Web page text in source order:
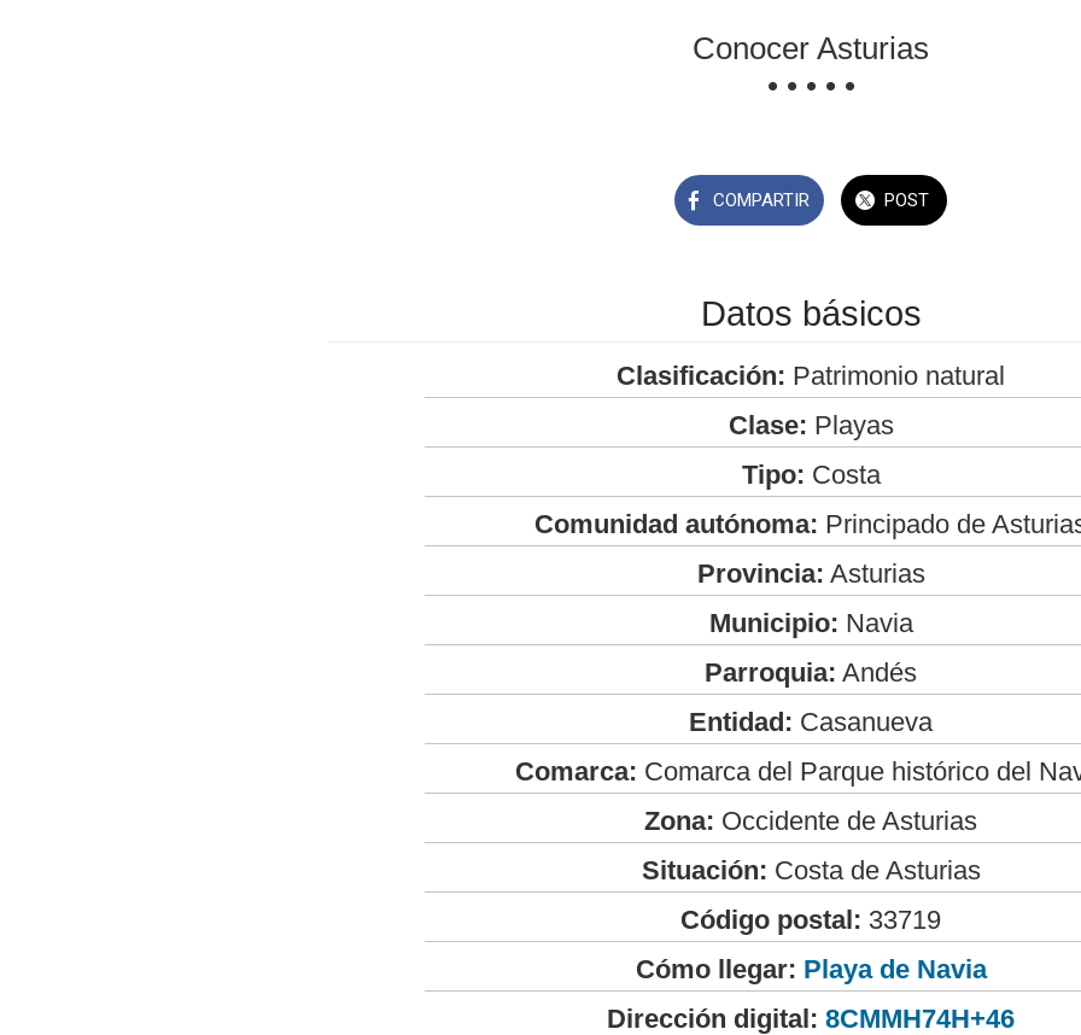
Conocer Asturias
• • • • •
COMPARTIR POST
Datos básicos
Clasificación: Patrimonio natural
Clase: Playas
Tipo: Costa
Comunidad autónoma: Principado de
Provincia: Asturias
Municipio: Navia
Parroquia: Andés
Entidad: Casanueva
Comarca: Comarca del Parque histórico del
Zona: Occidente de Asturias
Situación: Costa de Asturias
Código postal: 33719
Cómo llegar: Playa de Navia
Dirección digital: 8CMMH74H+46